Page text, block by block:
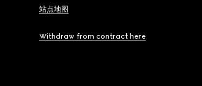
站点地图
Withdraw from contract here